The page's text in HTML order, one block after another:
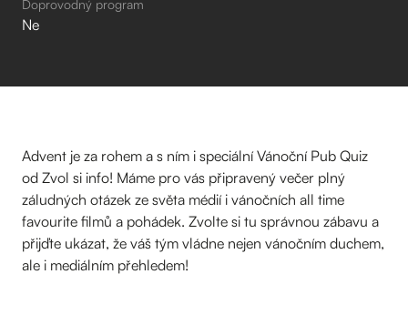
Doprovodný program
Ne
Advent je za rohem a s ním i speciální Vánoční Pub Quiz
od Zvol si info! Máme pro vás připravený večer plný
záludných otázek ze světa médií i vánočních all time
favourite filmů a pohádek. Zvolte si tu správnou zábavu a
přijďte ukázat, že váš tým vládne nejen vánočním duchem,
ale i mediálním přehledem!